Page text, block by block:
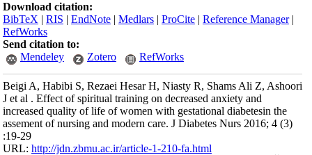
Download citation:
BibTeX |RIS |EndNote |Medlars |ProCite |Reference Manager
RefWorks
Send citation to:
Mendeley
Zotero RefWorks
Beigi A, Habibi S, Rezaei Hesar H, Niasty R, Shams Ali Z, Ashoori
J et al . Effect of spiritual training on decreased anxiety and
increased quality of life of women with gestational diabetesin the
assement of nursing and modern care. J Diabetes Nurs 2016; 4 (3)
:19-29
URL:http://jdn.zbmu.ac.ir/article-1-210-fa.html